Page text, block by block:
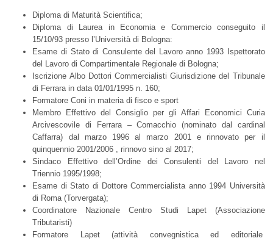
Diploma di Maturità Scientifica;
Diploma di Laurea in Economia e Commercio conseguito il
15/10/93 presso l’Università di Bologna:
Esame di Stato di Consulente del Lavoro anno 1993 Ispettorato
del Lavoro di Compartimentale Regionale di Bologna;
Iscrizione Albo Dottori Commercialisti Giurisdizione del Tribunale
di Ferrara in data 01/01/1995 n. 160;
Formatore Coni in materia di fisco e sport
Membro Effettivo del Consiglio per gli Affari Economici Curia
Arcivescovile di Ferrara – Comacchio (nominato dal cardinal
Caffarra) dal marzo 1996 al marzo 2001 e rinnovato per il
quinquennio 2001/2006 , rinnovo sino al 2017;
Sindaco Effettivo dell’Ordine dei Consulenti del Lavoro nel
Triennio 1995/1998;
Esame di Stato di Dottore Commercialista anno 1994 Università
di Roma (Torvergata);
Coordinatore Nazionale Centro Studi Lapet (Associazione
Tributaristi)
Formatore Lapet (attività convegnistica ed editoriale